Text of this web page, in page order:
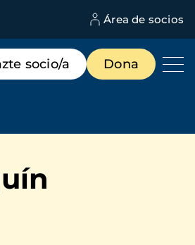
Área de socios
socio/a Dona